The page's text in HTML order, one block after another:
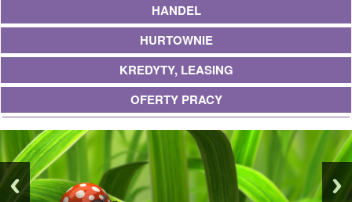
HANDEL
HURTOWNIE
KREDYTY, LEASING
OFERTY PRACY
UBEZPIECZENIA
EKOLOGIA
BANKI, PRZELEWY, WALUTY, KANTORY